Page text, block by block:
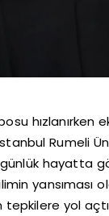
hızlanırken
İstanbul
hayatta
yansıması
tepkilere yol